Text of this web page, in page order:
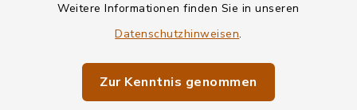
Weitere Informationen finden Sie in unseren
Datenschutzhinweisen.
Zur Kenntnis genommen
Informationspflichten
Impressum